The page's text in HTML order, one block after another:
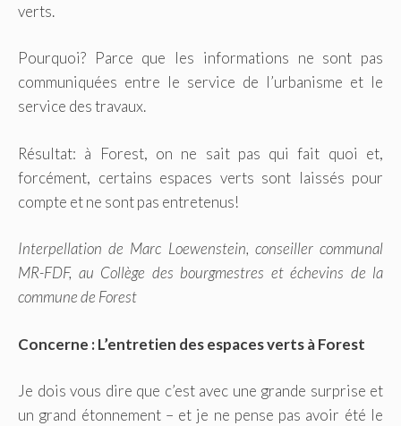
verts.
Pourquoi? Parce que les informations ne sont pas
communiquées entre le service de l’urbanisme et le
service des travaux.
Résultat: à Forest, on ne sait pas qui fait quoi et,
forcément, certains espaces verts sont laissés pour
compte et ne sont pas entretenus!
Interpellation de Marc Loewenstein, conseiller communal
MR-FDF, au Collège des bourgmestres et échevins de la
commune de Forest
Concerne : L’entretien des espaces verts à Forest
Je dois vous dire que c’est avec une grande surprise et
un grand étonnement – et je ne pense pas avoir été le